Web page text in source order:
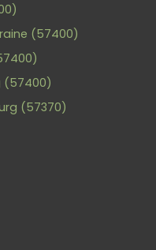
(57400)
(57400)
(57370)